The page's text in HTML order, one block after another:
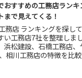
おすすめの工務店ラン
まで見えてくる！
務店 ランキングを探し
い工務店7社を整理しま
浜松建設、石橋工務店
相川工務店の特徴を比
時の確認点、総額で失
。自分に合う一社を絞